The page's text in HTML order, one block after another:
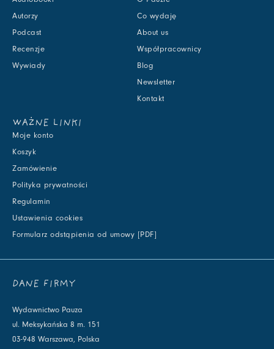
Autorzy
Podcast
Recenzje
Wywiady
Co wydaję
About us
Współpracownicy
Blog
Newsletter
Kontakt
WAŻNE LINKI
Moje konto
Koszyk
Zamówienie
Polityka prywatności
Regulamin
Ustawienia cookies
Formularz odstąpienia od umowy [PDF]
DANE FIRMY
Wydawnictwo Pauza
ul. Meksykańska 8 m. 151
03-948 Warszawa, Polska